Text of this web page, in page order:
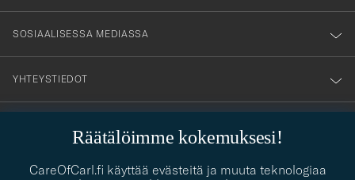
Räätälöimme kokemuksesi!
CareOfCarl.fi käyttää evästeitä ja muuta teknologiaa
SOSIAALISESSA MEDIASSA
YHTEYSTIEDOT
PUKEUTUMISNEUVONTA
Kaipaatko apua oman tyylisi löytämiseen? Me autamme sinua